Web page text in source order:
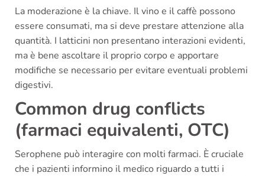
La moderazione è la chiave. Il vino e il caffè possono
essere consumati, ma si deve prestare attenzione alla
quantità. I latticini non presentano interazioni evidenti,
ma è bene ascoltare il proprio corpo e apportare
modifiche se necessario per evitare eventuali problemi
digestivi.
Common drug conflicts
(farmaci equivalenti, OTC)
Serophene può interagire con molti farmaci. È cruciale
che i pazienti informino il medico riguardo a tutti i